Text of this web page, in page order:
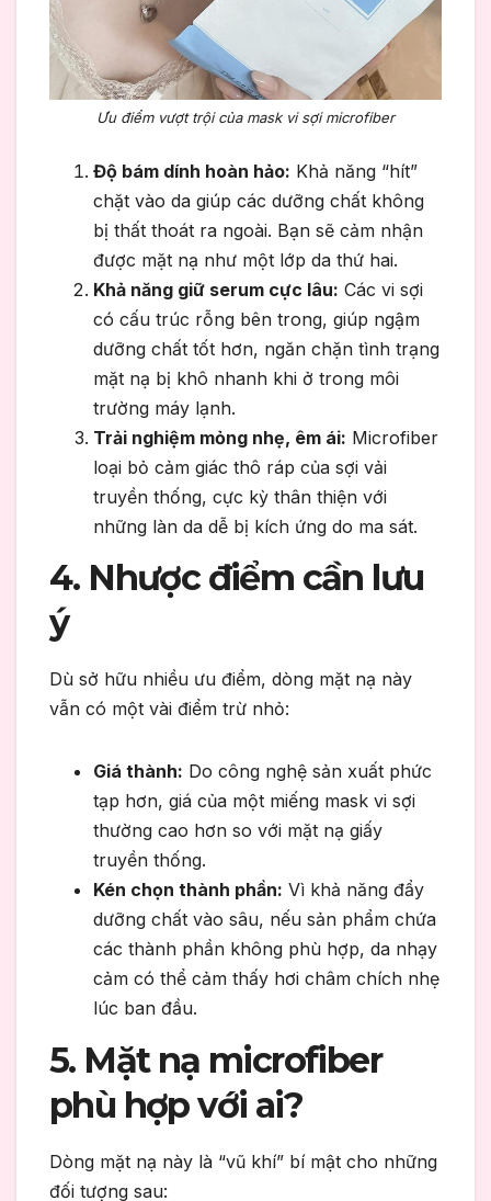
Ưu điểm vượt trội của mask vi sợi microfiber
Độ bám dính hoàn hảo: Khả năng “hít”
chặt vào da giúp các dưỡng chất không
bị thất thoát ra ngoài. Bạn sẽ cảm nhận
được mặt nạ như một lớp da thứ hai.
Khả năng giữ serum cực lâu: Các vi sợi
có cấu trúc rỗng bên trong, giúp ngậm
dưỡng chất tốt hơn, ngăn chặn tình trạng
mặt nạ bị khô nhanh khi ở trong môi
trường máy lạnh.
Trải nghiệm mỏng nhẹ, êm ái: Microfiber
loại bỏ cảm giác thô ráp của sợi vải
truyền thống, cực kỳ thân thiện với
những làn da dễ bị kích ứng do ma sát.
4. Nhược điểm cần lưu
ý
Dù sở hữu nhiều ưu điểm, dòng mặt nạ này
vẫn có một vài điểm trừ nhỏ:
Giá thành: Do công nghệ sản xuất phức
tạp hơn, giá của một miếng mask vi sợi
thường cao hơn so với mặt nạ giấy
truyền thống.
Kén chọn thành phần: Vì khả năng đẩy
dưỡng chất vào sâu, nếu sản phẩm chứa
các thành phần không phù hợp, da nhạy
cảm có thể cảm thấy hơi châm chích nhẹ
lúc ban đầu.
5. Mặt nạ microfiber
phù hợp với ai?
Dòng mặt nạ này là “vũ khí” bí mật cho những
đối tượng sau: